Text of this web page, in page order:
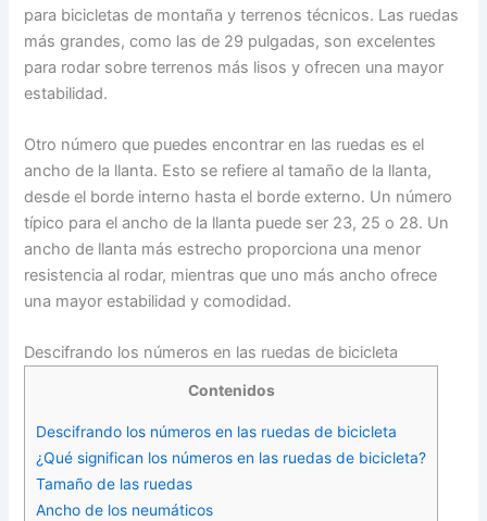
para bicicletas de montaña y terrenos técnicos. Las ruedas
más grandes, como las de 29 pulgadas, son excelentes
para rodar sobre terrenos más lisos y ofrecen una mayor
estabilidad.
Otro número que puedes encontrar en las ruedas es el
ancho de la llanta. Esto se refiere al tamaño de la llanta,
desde el borde interno hasta el borde externo. Un número
típico para el ancho de la llanta puede ser 23, 25 o 28. Un
ancho de llanta más estrecho proporciona una menor
resistencia al rodar, mientras que uno más ancho ofrece
una mayor estabilidad y comodidad.
Descifrando los números en las ruedas de bicicleta
Contenidos
Descifrando los números en las ruedas de bicicleta
¿Qué significan los números en las ruedas de bicicleta?
Tamaño de las ruedas
Ancho de los neumáticos